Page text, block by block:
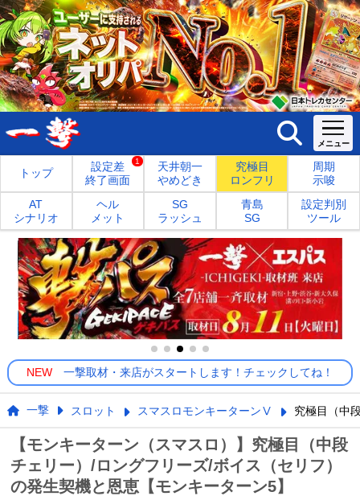
トップ
設定差
終了画面
1
天井朝一
やめどき
究極目
ロンフリ
周期
示唆
AT
シナリオ
ヘル
メット
SG
ラッシュ
青島
SG
設定判別
ツール
NEW 一撃取材・来店がスタートします！チェックしてね！
一撃 スロット スマスロモンキーターンⅤ 究極目（中
【モンキーターン（スマスロ）】究極目（中段
チェリー）/ロングフリーズ/ボイス（セリフ）
の発生契機と恩恵【モンキーターン5】